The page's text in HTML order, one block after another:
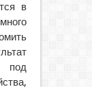
в
под